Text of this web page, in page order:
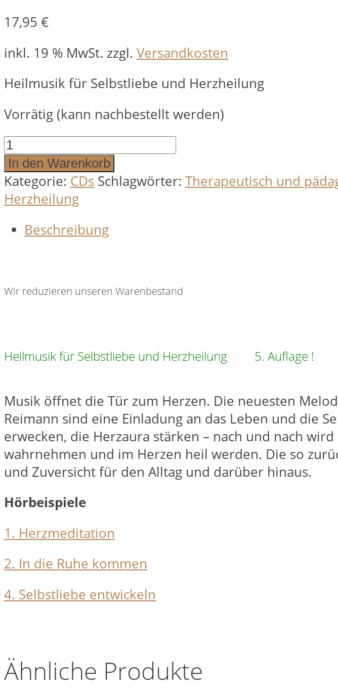
17,95 €
inkl. 19 % MwSt. zzgl. Versandkosten
Heilmusik für Selbstliebe und Herzheilung
Vorrätig (kann nachbestellt werden)
Heilmusik
für
Selbstliebe
und
Menge
In den Warenkorb
Kategorie: CDs Schlagwörter: Therapeutisch und
Herzheilung
Beschreibung
Wir reduzieren unseren Warenbestand
Heilmusik für Selbstliebe und Herzheilung 5. Auflage !
Musik öffnet die Tür zum Herzen. Die neuesten
Reimann sind eine Einladung an das Leben und die
erwecken, die Herzaura stärken – nach und nach
wahrnehmen und im Herzen heil werden. Die so
und Zuversicht für den Alltag und darüber hinaus.
Hörbeispiele
1. Herzmeditation
2. In die Ruhe kommen
4. Selbstliebe entwickeln
Ähnliche Produkte